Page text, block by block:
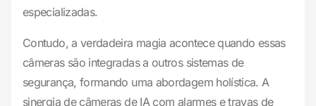
especializadas.
Contudo, a verdadeira magia acontece quando essas
câmeras são integradas a outros sistemas de
segurança, formando uma abordagem holística. A
sinergia de câmeras de IA com alarmes e travas de